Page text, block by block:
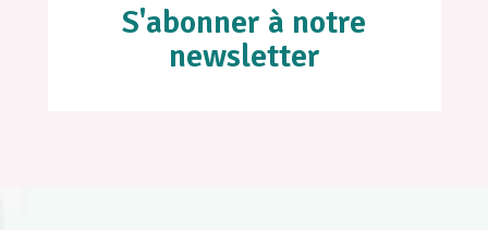
S'abonner à notre
newsletter